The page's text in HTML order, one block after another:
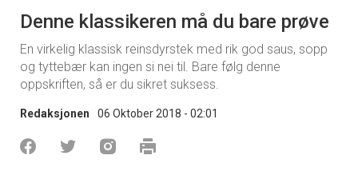
Denne klassikeren må du bare prøve
En virkelig klassisk reinsdyrstek med rik god saus, sopp
og tyttebær kan ingen si nei til. Bare følg denne
oppskriften, så er du sikret suksess.
Redaksjonen 06 Oktober 2018 - 02:01